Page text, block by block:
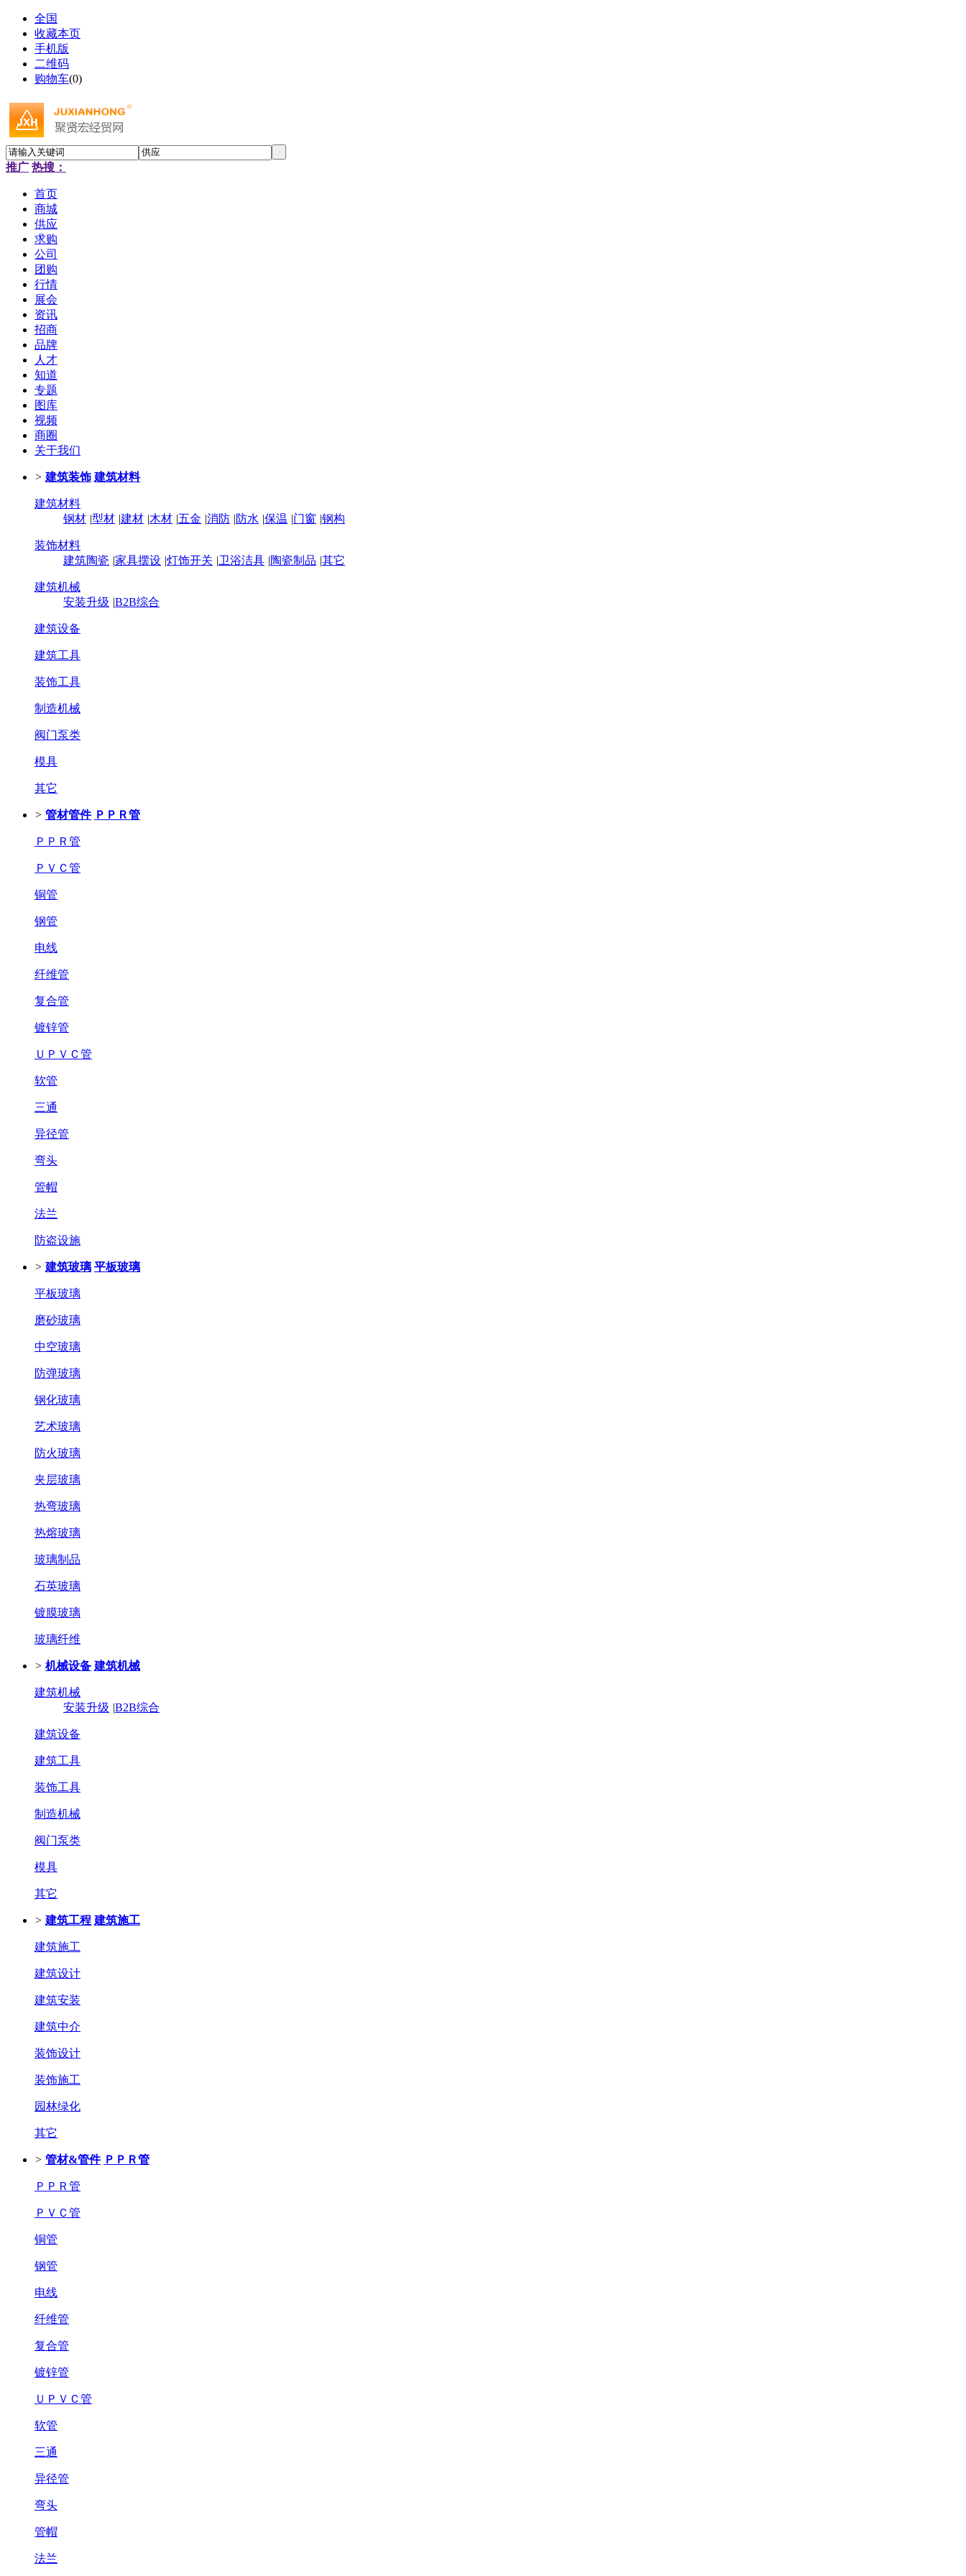
全国
收藏本页
手机版
二维码
购物车(0)
推广 热搜：
首页
商城
供应
求购
公司
团购
行情
展会
资讯
招商
品牌
人才
知道
专题
图库
视频
商圈
关于我们
> 建筑装饰 建筑材料
建筑材料
钢材 |型材 |建材 |木材 |五金 |消防 |防水 |保温 |门窗 |钢构
装饰材料
建筑陶瓷 |家具摆设 |灯饰开关 |卫浴洁具 |陶瓷制品 |其它
建筑机械
安装升级 |B2B综合
建筑设备
建筑工具
装饰工具
制造机械
阀门泵类
模具
其它
> 管材管件 ＰＰＲ管
ＰＰＲ管
ＰＶＣ管
铜管
钢管
电线
纤维管
复合管
镀锌管
ＵＰＶＣ管
软管
三通
异径管
弯头
管帽
法兰
防盗设施
> 建筑玻璃 平板玻璃
平板玻璃
磨砂玻璃
中空玻璃
防弹玻璃
钢化玻璃
艺术玻璃
防火玻璃
夹层玻璃
热弯玻璃
热熔玻璃
玻璃制品
石英玻璃
镀膜玻璃
玻璃纤维
> 机械设备 建筑机械
建筑机械
安装升级 |B2B综合
建筑设备
建筑工具
装饰工具
制造机械
阀门泵类
模具
其它
> 建筑工程 建筑施工
建筑施工
建筑设计
建筑安装
建筑中介
装饰设计
装饰施工
园林绿化
其它
> 管材&管件 ＰＰＲ管
ＰＰＲ管
ＰＶＣ管
铜管
钢管
电线
纤维管
复合管
镀锌管
ＵＰＶＣ管
软管
三通
异径管
弯头
管帽
法兰